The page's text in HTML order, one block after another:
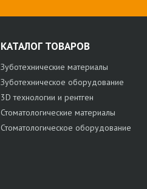
КАТАЛОГ ТОВАРОВ
Зуботехнические материалы
Зуботехническое оборудование
3D технологии и рентген
Стоматологические материалы
Стоматологическое оборудование